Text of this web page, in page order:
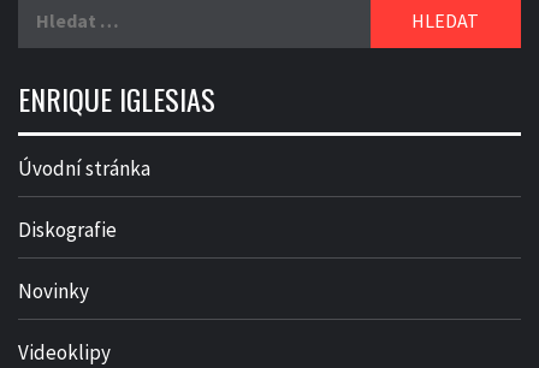
ENRIQUE IGLESIAS
Úvodní stránka
Diskografie
Novinky
Videoklipy